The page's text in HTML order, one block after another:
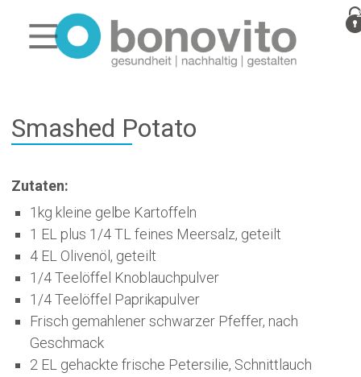
Smashed Potato
Zutaten:
1kg kleine gelbe Kartoffeln
1 EL plus 1/4 TL feines Meersalz, geteilt
4 EL Olivenöl, geteilt
1/4 Teelöffel Knoblauchpulver
1/4 Teelöffel Paprikapulver
Frisch gemahlener schwarzer Pfeffer, nach
Geschmack
2 EL gehackte frische Petersilie, Schnittlauch